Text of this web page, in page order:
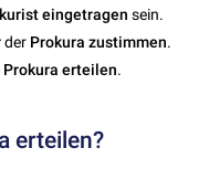
eingetragen sein.
der Prokura zustimmen.
Prokura erteilen.
erteilen?